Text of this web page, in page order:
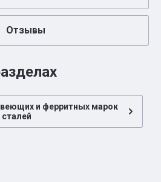
Отзывы
и ферритных марок
сталей